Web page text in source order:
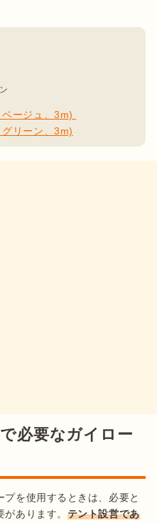
リーン、3m)
必要なガイロー
を使用するときは、必要と
あります。 テント設営であ